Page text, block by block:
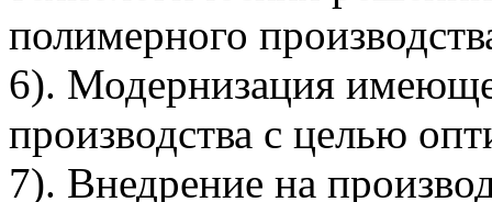
полимерного
6). Модернизация
производства с целью
7). Внедрение на